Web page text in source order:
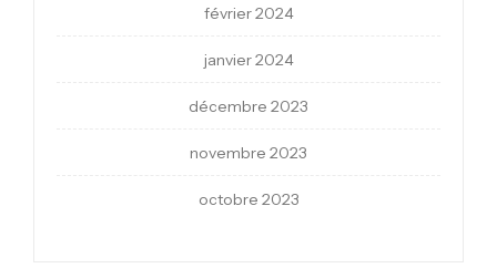
février 2024
janvier 2024
décembre 2023
novembre 2023
octobre 2023